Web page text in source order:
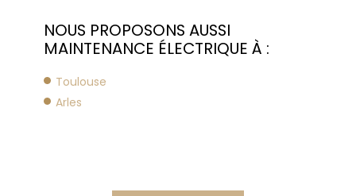
NOUS PROPOSONS AUSSI
MAINTENANCE ÉLECTRIQUE À :
Toulouse
Arles